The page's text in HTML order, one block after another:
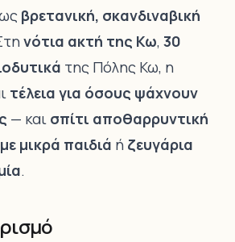
βρετανική, σκανδιναβική
νότια ακτή της Κω, 30
της Πόλης Κω, η
τέλεια για όσους ψάχνουν
— και σπίτι αποθαρρυντική
μικρά παιδιά ή ζευγάρια
.